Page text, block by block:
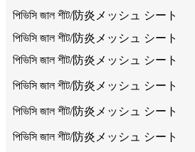
পিভিসি জাল শীট/防炎メッシュ シート
পিভিসি জাল শীট/防炎メッシュ シート
পিভিসি জাল শীট/防炎メッシュ シート
পিভিসি জাল শীট/防炎メッシュ シート
পিভিসি জাল শীট/防炎メッシュ シート
পিভিসি জাল শীট/防炎メッシュ シート